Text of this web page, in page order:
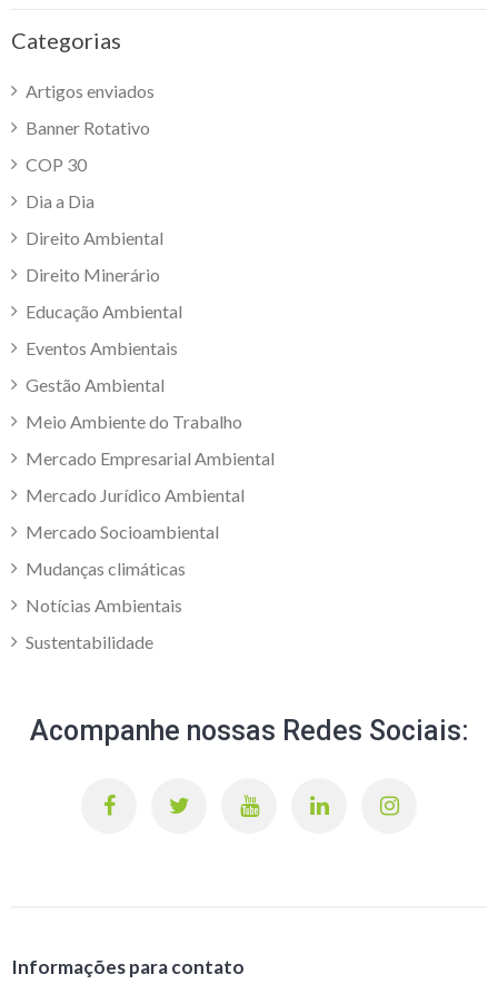
Categorias
Artigos enviados
Banner Rotativo
COP 30
Dia a Dia
Direito Ambiental
Direito Minerário
Educação Ambiental
Eventos Ambientais
Gestão Ambiental
Meio Ambiente do Trabalho
Mercado Empresarial Ambiental
Mercado Jurídico Ambiental
Mercado Socioambiental
Mudanças climáticas
Notícias Ambientais
Sustentabilidade
Acompanhe nossas Redes Sociais:
Informações para contato